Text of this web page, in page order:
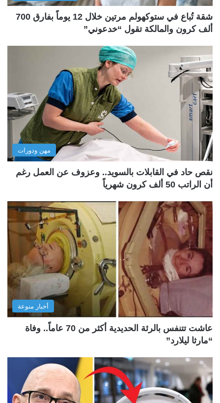
شقة تُباع في ستوكهولم مرتين خلال 12 يوماً بفارق 700
ألف كرون والمالكة تقول “خدعوني”
مهن ودورات
نقص حاد في القابلات بالسويد.. وعزوف عن العمل رغم
أن الراتب 50 ألف كرون شهرياً
أخبار منوعة
عاشت تتنفس بالرئة الحديدية أكثر من 70 عاماً.. وفاة
“مارثا ليلارد”